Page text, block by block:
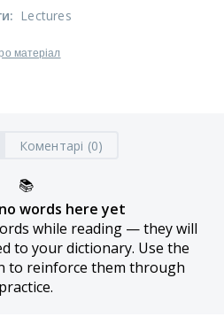
: Lectures
матеріал
Коментарі (0)
📚
words here yet
while reading — they will
to your dictionary. Use the
to reinforce them through
practice.